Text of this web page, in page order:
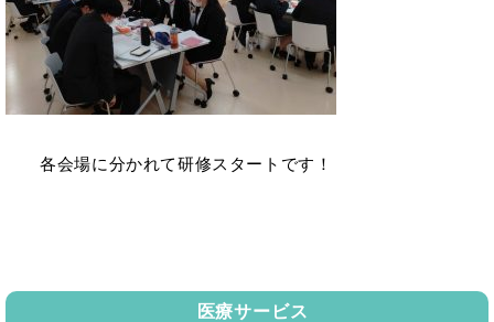
各会場に分かれて研修スタートです！
医療サービス